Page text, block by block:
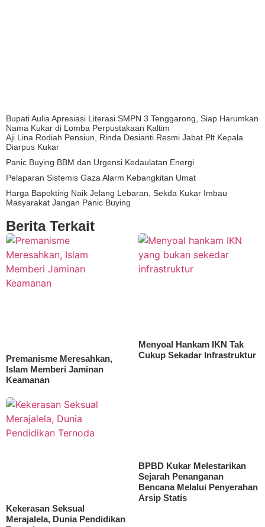
Bupati Aulia Apresiasi Literasi SMPN 3 Tenggarong, Siap Harumkan
Nama Kukar di Lomba Perpustakaan Kaltim
Aji Lina Rodiah Pensiun, Rinda Desianti Resmi Jabat Plt Kepala
Diarpus Kukar
Panic Buying BBM dan Urgensi Kedaulatan Energi
Pelaparan Sistemis Gaza Alarm Kebangkitan Umat
Harga Bapokting Naik Jelang Lebaran, Sekda Kukar Imbau
Masyarakat Jangan Panic Buying
Berita Terkait
Premanisme Meresahkan,
Islam Memberi Jaminan
Keamanan
Menyoal Hankam IKN Tak
Cukup Sekadar Infrastruktur
Kekerasan Seksual
Merajalela, Dunia Pendidikan
BPBD Kukar Melestarikan
Sejarah Penanganan
Bencana Melalui Penyerahan
Arsip Statis